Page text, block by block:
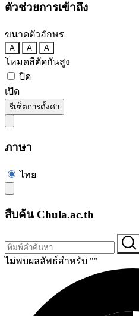
ตัวช่วยการเข้าถึง
ขนาดตัวอักษร
A A A
โหมดสีตัดกันสูง
ปิด
เปิด
รีเซ็ตการตั้งค่า
ภาษา
ไทย
สืบค้น Chula.ac.th
ไม่พบผลลัพธ์สำหรับ ""